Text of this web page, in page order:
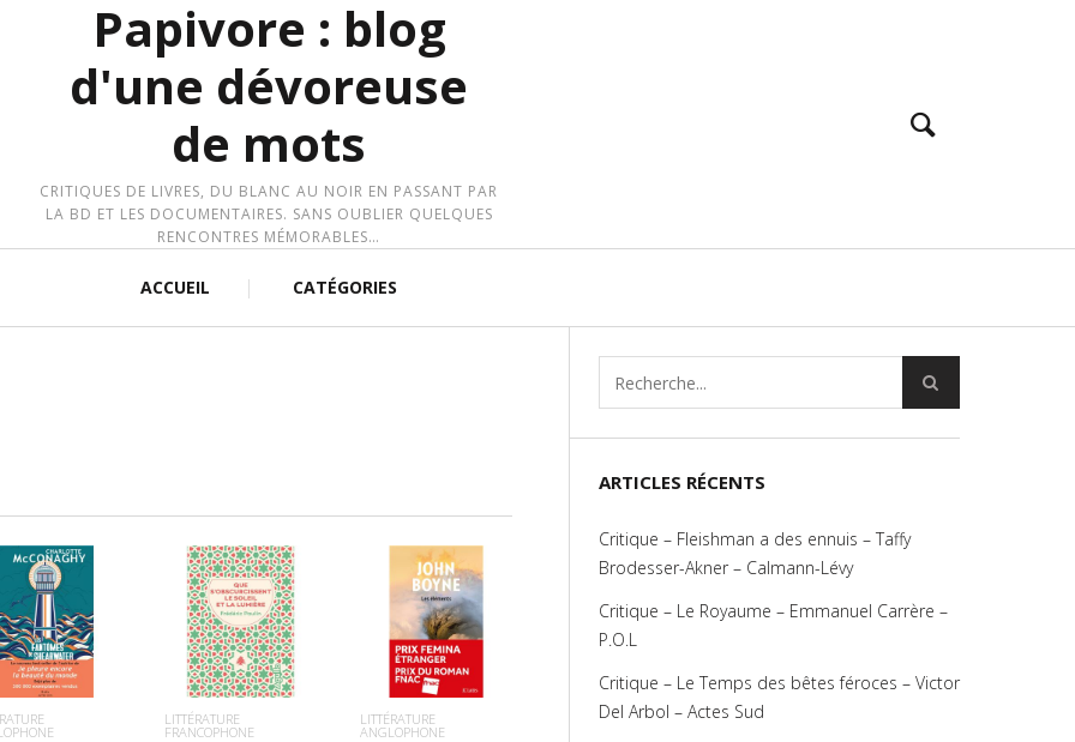
Papivore : blog
d'une dévoreuse
de mots
CRITIQUES DE LIVRES, DU BLANC AU NOIR EN PASSANT PAR
LA BD ET LES DOCUMENTAIRES. SANS OUBLIER QUELQUES
RENCONTRES MÉMORABLES…
ACCUEIL CATÉGORIES
LA SUITE LIRE LA SUITE
LITTÉRATURE
FRANCOPHONE
LIRE LA SUITE
LITTÉRATURE
ANGLOPHONE
ARTICLES RÉCENTS
Critique – Fleishman a des ennuis – Taffy
Brodesser-Akner – Calmann-Lévy
Critique – Le Royaume – Emmanuel Carrère –
P.O.L
Critique – Le Temps des bêtes féroces – Victor
Del Arbol – Actes Sud